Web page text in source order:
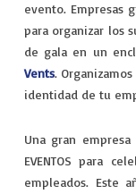
CONVENCIONES
INCENTIVOS
MEETINGS
MERCHANDISING
VIAJES
CONTACTO
BLOG
evento. Empresas
para organizar los
de gala en un
Vents.
identidad de tu
Una gran
EVENTOS para
empleados. Este